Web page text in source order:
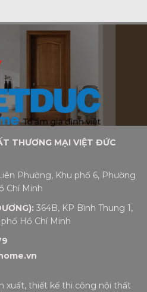
THƯƠNG MẠI VIỆT ĐỨC
Phường, Khu phố 6, Phường
Chí Minh
364B, KP Bình Thung 1,
Hồ Chí Minh
xuất, thiết kế thi công nội thất